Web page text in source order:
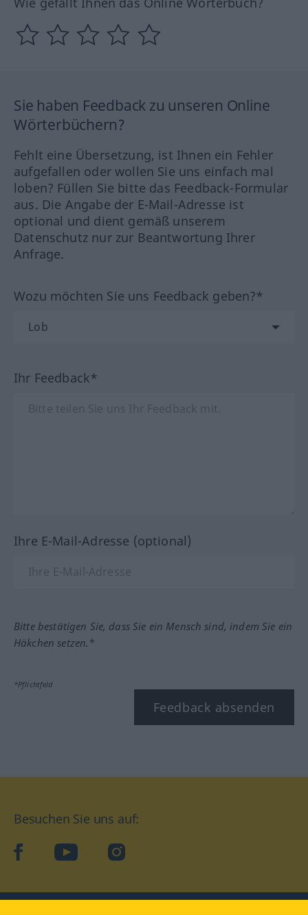
Sie haben Feedback zu unseren Online
Wörterbüchern?
Fehlt eine Übersetzung, ist Ihnen ein Fehler
aufgefallen oder wollen Sie uns einfach mal
loben? Füllen Sie bitte das Feedback-Formular
aus. Die Angabe der E-Mail-Adresse ist
optional und dient gemäß unserem
Datenschutz nur zur Beantwortung Ihrer
Anfrage.
Wozu möchten Sie uns Feedback geben?*
Ihr Feedback*
Ihre E-Mail-Adresse (optional)
Bitte bestätigen Sie, dass Sie ein Mensch sind, indem Sie ein
Häkchen setzen.*
*Pflichtfeld
Feedback absenden
Besuchen Sie uns auf:
facebookYouTube Instagram